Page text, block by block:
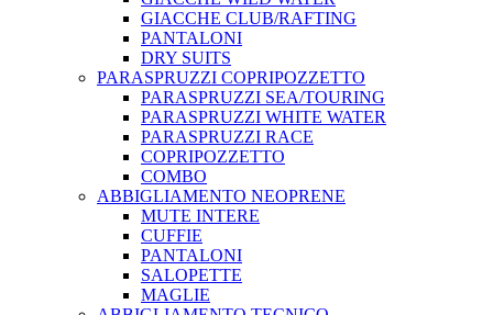
GIACCHE CLUB/RAFTING
PANTALONI
DRY SUITS
PARASPRUZZI COPRIPOZZETTO
PARASPRUZZI SEA/TOURING
PARASPRUZZI WHITE WATER
PARASPRUZZI RACE
COPRIPOZZETTO
COMBO
ABBIGLIAMENTO NEOPRENE
MUTE INTERE
CUFFIE
PANTALONI
SALOPETTE
MAGLIE